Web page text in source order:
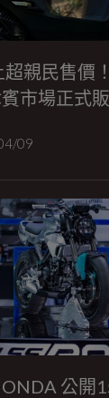
親民售價
市場正式
09
公開